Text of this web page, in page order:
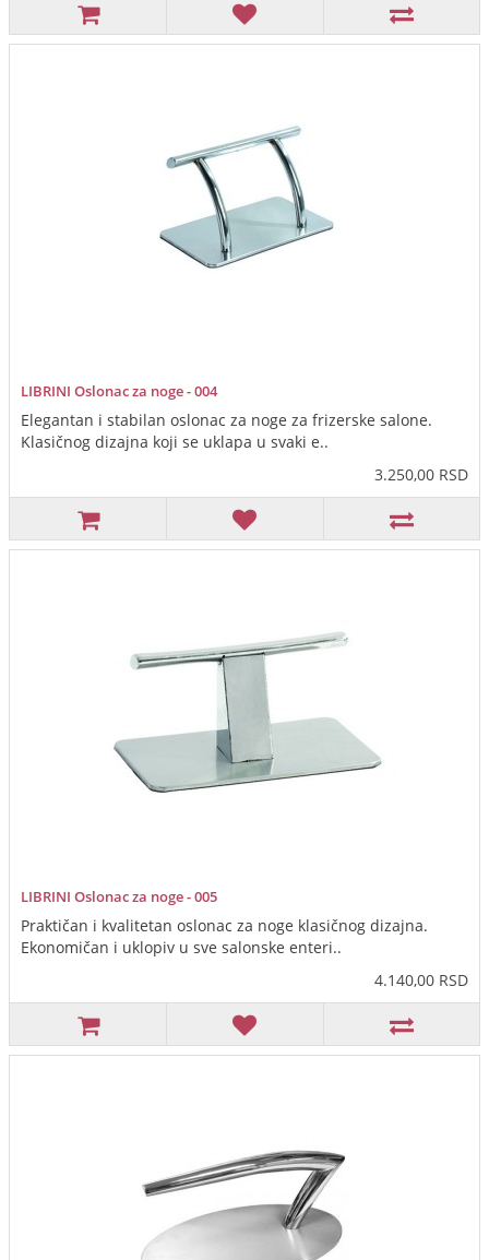
LIBRINI Oslonac za noge - 004
Elegantan i stabilan oslonac za noge za frizerske salone.
Klasičnog dizajna koji se uklapa u svaki e..
3.250,00 RSD
LIBRINI Oslonac za noge - 005
Praktičan i kvalitetan oslonac za noge klasičnog dizajna.
Ekonomičan i uklopiv u sve salonske enteri..
4.140,00 RSD